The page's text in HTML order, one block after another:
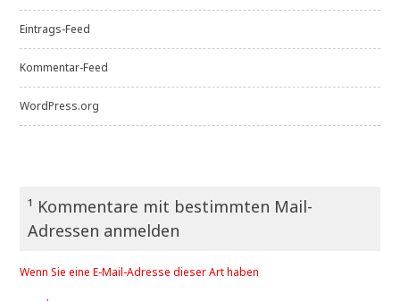
Eintrags-Feed
Kommentar-Feed
WordPress.org
¹ Kommentare mit bestimmten Mail-
Adressen anmelden
Wenn Sie eine E-Mail-Adresse dieser Art haben